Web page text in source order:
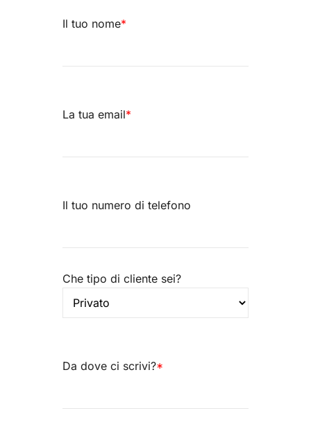
Il tuo nome*
La tua email*
Il tuo numero di telefono
Che tipo di cliente sei?
Da dove ci scrivi?*